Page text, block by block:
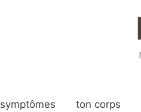
symptômes ton corps